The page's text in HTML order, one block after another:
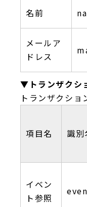
名前
メールア
ドレス
▼トランザクシ
トランザクショ
項目名 識別
イベン
ト参照